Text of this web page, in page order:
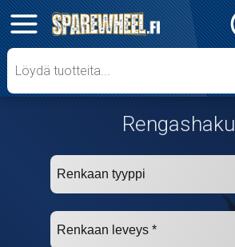
✕
Mopon osat
Skootterin osat
Crossipyörän osat
Moottoripyörän osat
Moottorikelkan osat
Rengashaku